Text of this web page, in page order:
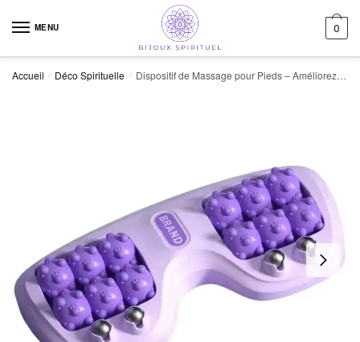
MENU 0
Accueil / Déco Spirituelle / Dispositif de Massage pour Pieds – Améliorez votre Circulation Sanguine